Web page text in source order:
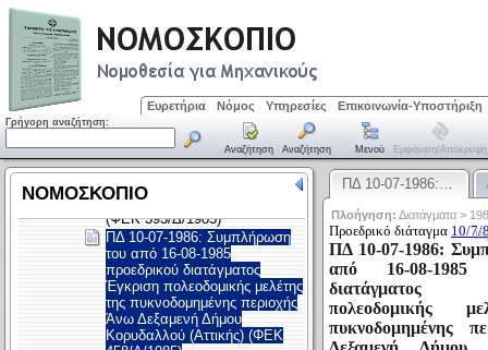
Ευρετήρια Νόμος Υπηρεσίες Επικοινωνία-Υποστήριξη
Γρήγορη αναζήτηση:
Αναζήτηση Αναζήτηση Μενού Εμφάνιση/απόκρυψη
ΠΔ 10-07-1986:…